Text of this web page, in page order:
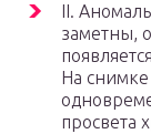
ІІ.
заметны,
На
просвета